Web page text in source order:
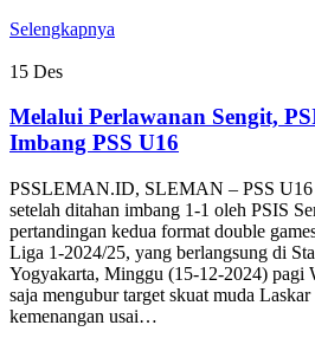
Selengkapnya
15 Des
Melalui Perlawanan Sengit,
Imbang PSS U16
PSSLEMAN.ID, SLEMAN – PSS U16
setelah ditahan imbang 1-1 oleh PSIS
pertandingan kedua format double
Liga 1-2024/25, yang berlangsung di
Yogyakarta, Minggu (15-12-2024) pagi
saja mengubur target skuat muda Laskar
kemenangan usai…